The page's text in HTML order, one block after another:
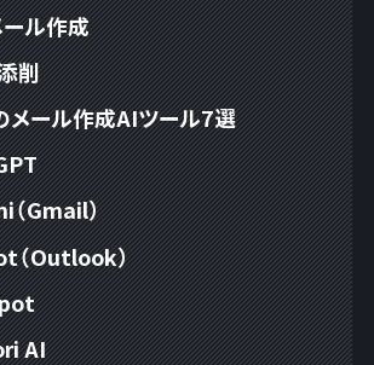
ル作成
削
メール作成AIツール7選
Gmail）
（Outlook）
AI